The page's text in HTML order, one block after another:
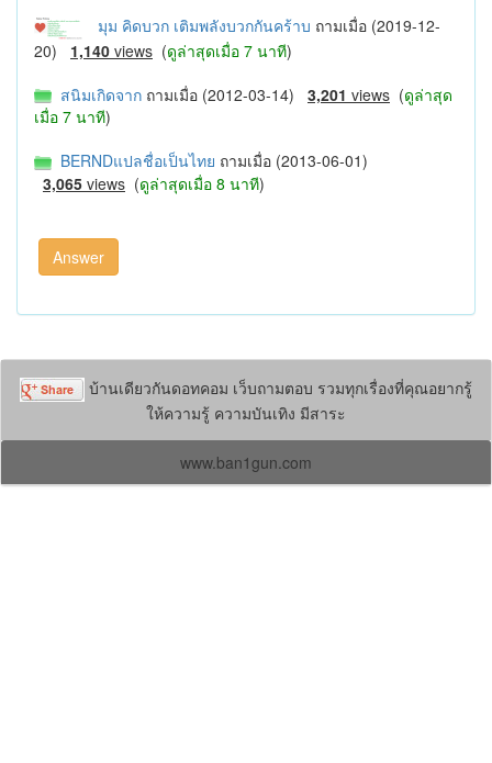
มุม คิดบวก เติมพลังบวกกันคร้าบ ถามเมื่อ (2019-12-
20) 1,140 views (ดูล่าสุดเมื่อ 7 นาที)
สนิมเกิดจาก ถามเมื่อ (2012-03-14) 3,201 views (ดูล่าสุด
เมื่อ 7 นาที)
BERNDแปลชื่อเป็นไทย ถามเมื่อ (2013-06-01)
3,065 views (ดูล่าสุดเมื่อ 8 นาที)
บ้านเดียวกันดอทคอม เว็บถามตอบ รวมทุกเรื่องที่คุณอยากรู้
ให้ความรู้ ความบันเทิง มีสาระ
www.ban1gun.com